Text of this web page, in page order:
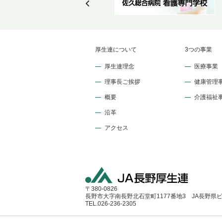
厚生連について
厚生連理念
理事長ご挨拶
概要
沿革
アクセス
3つの事業
医療事業
健康管理
介護福祉
〒380-0826
長野市大字南長野北石堂町1177番地3 JA長野県
TEL.026-236-2305